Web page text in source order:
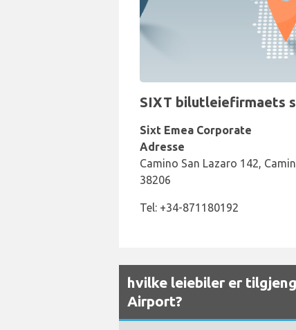
SIXT bilutleiefirmaets
Sixt Emea Corporate
Adresse
Camino San Lazaro 142,
38206
Tel: +34-871180192
hvilke leiebiler er
Airport?